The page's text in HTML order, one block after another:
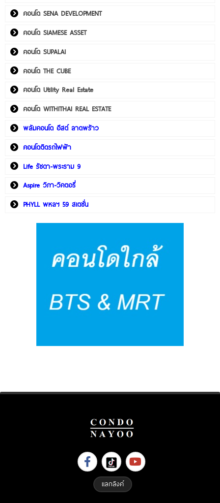
คอนโด SENA DEVELOPMENT
คอนโด SIAMESE ASSET
คอนโด SUPALAI
คอนโด THE CUBE
คอนโด Utility Real Estate
คอนโด WITHITHAI REAL ESTATE
พลัมคอนโด อีสต์ ลาดพร้าว
คอนโดติดรถไฟฟ้า
Life รัชดา-พระราม 9
Aspire วิภา-วิคตอรี่
PHYLL พหลฯ 59 สเตชั่น
แลกลิงค์